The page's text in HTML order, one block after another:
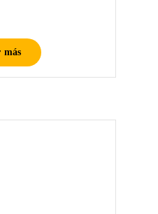
más